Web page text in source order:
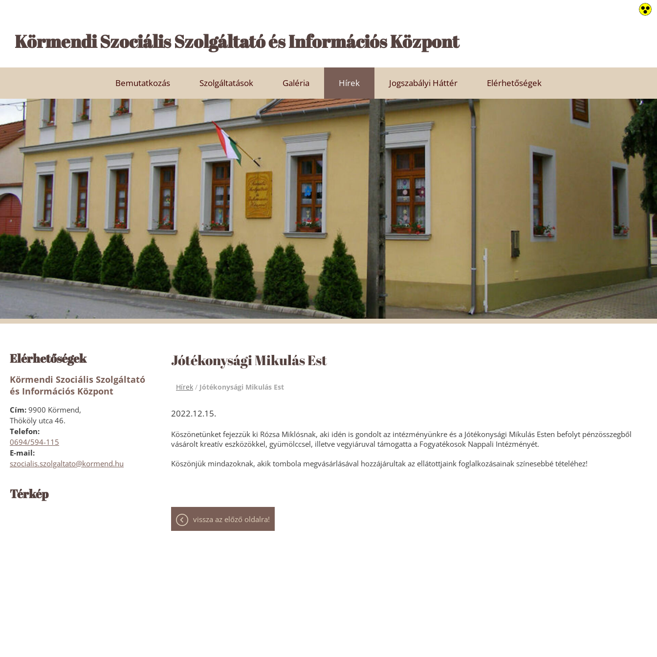
Körmendi Szociális Szolgáltató és Információs Központ
Bemutatkozás Szolgáltatások Galéria Hírek Jogszabályi Háttér Elérhetőségek
Elérhetőségek
Körmendi Szociális Szolgáltató
és Információs Központ
Cím: 9900 Körmend,
Thököly utca 46.
Telefon:
0694/594-115
E-mail:
szocialis.szolgaltato@kormend.hu
Térkép
Jótékonysági Mikulás Est
Hírek / Jótékonysági Mikulás Est
2022.12.15.
Köszönetünket fejezzük ki Rózsa Miklósnak, aki idén is gondolt az intézményünkre és a Jótékonysági Mikulás Esten befolyt pénzösszegből
vásárolt kreatív eszközökkel, gyümölccsel, illetve vegyiáruval támogatta a Fogyatékosok Nappali Intézményét.
Köszönjük mindazoknak, akik tombola megvásárlásával hozzájárultak az ellátottjaink foglalkozásainak színesebbé tételéhez!
vissza az előző oldalra!